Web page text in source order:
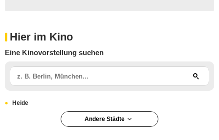
Hier im Kino
Eine Kinovorstellung suchen
Heide
Andere Städte